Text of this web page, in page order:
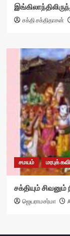
சக்தி சக்திதாசன்
சமயம் மரபுக்
சக்தியும்
ஜெயராமசர்மா